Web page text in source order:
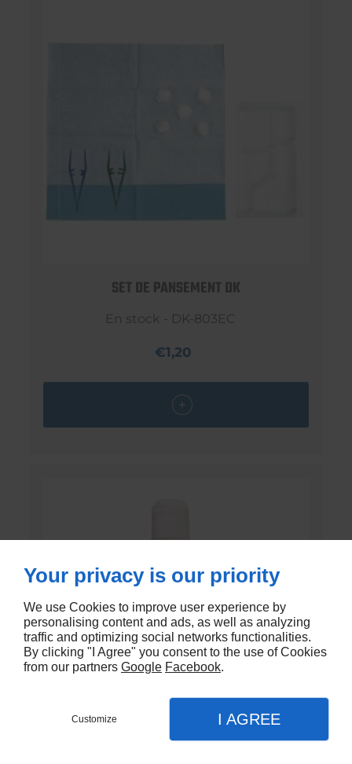
SET DE PANSEMENT DK
En stock - DK-803EC
€1,20
Your privacy is our priority
We use Cookies to improve user experience by
personalising content and ads, as well as analyzing
traffic and optimizing social networks functionalities.
By clicking "I Agree" you consent to the use of Cookies
from our partners Google Facebook.
Customize I AGREE